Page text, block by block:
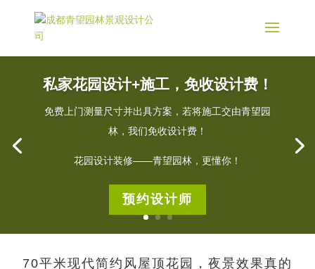
私家花园设计+施工，免收设计费！
免费上门测量尺寸并出具方案，若将施工交由青望园
林，我们免收设计费！
花园设计装修——青望园林，更懂你！
预约设计师
70平米现代简约风屋顶花园，夜景效果真的